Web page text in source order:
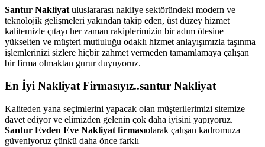
Santur Nakliyat uluslararası nakliye sektöründeki modern ve
teknolojik gelişmeleri yakından takip eden, üst düzey hizmet
kalitemizle çıtayı her zaman rakiplerimizin bir adım ötesine
yükselten ve müşteri mutluluğu odaklı hizmet anlayışımızla taşınma
işlemlerinizi sizlere hiçbir zahmet vermeden tamamlamaya çalışan
bir firma olmaktan gurur duyuyoruz.
En İyi Nakliyat Firmasıyız..santur Nakliyat
Kaliteden yana seçimlerini yapacak olan müşterilerimizi sitemize
davet ediyor ve elimizden gelenin çok daha iyisini yapıyoruz.
Santur Evden Eve Nakliyat firmasıolarak çalışan kadromuza
güveniyoruz çünkü daha önce farklı